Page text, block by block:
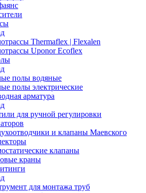
Thermaflex | Flexalen
Uponor Ecoflex
полы водяные
полы электрические
арматура
для ручной регулировки
и клапаны Маевского
клапаны
краны
для монтажа труб